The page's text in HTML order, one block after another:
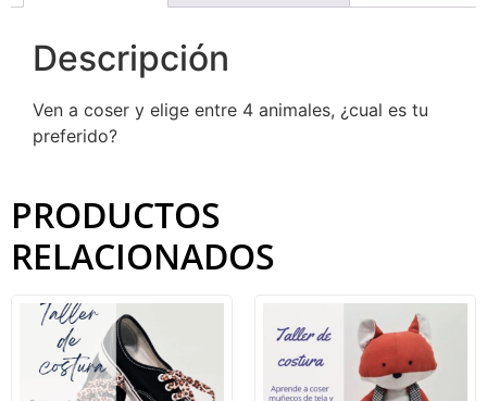
Descripción
Ven a coser y elige entre 4 animales, ¿cual es tu
preferido?
PRODUCTOS
RELACIONADOS